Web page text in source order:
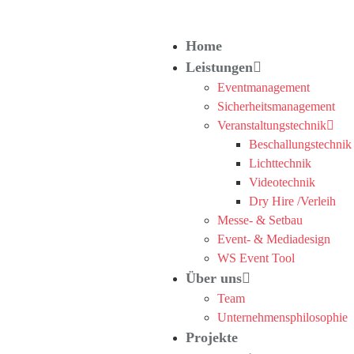
Home
Leistungen
Eventmanagement
Sicherheitsmanagement
Veranstaltungstechnik
Beschallungstechnik
Lichttechnik
Videotechnik
Dry Hire /Verleih
Messe- & Setbau
Event- & Mediadesign
WS Event Tool
Über uns
Team
Unternehmensphilosophie
Projekte